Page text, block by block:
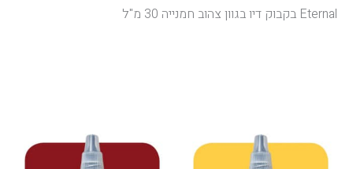
Eternal בקבוק דיו בגוון צהוב חמנייה 30 מ"ל